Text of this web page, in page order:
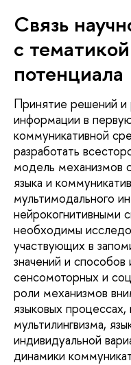
Связь
с
потенциала
Принятие решений и
информации в
коммуникативной
разработать
модель механизмов
языка и
мультимодального
нейрокогнитивными
необходимы
участвующих в
значений и
сенсомоторных и
роли механизмов
языковых
мультилингвизма,
индивидуальной
динамики